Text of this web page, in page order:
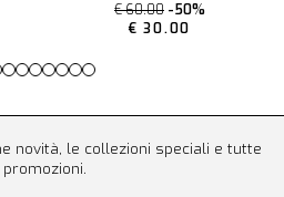
€ 60.00 -50%
€ 30.00
novità, le collezioni speciali e tutte
promozioni.